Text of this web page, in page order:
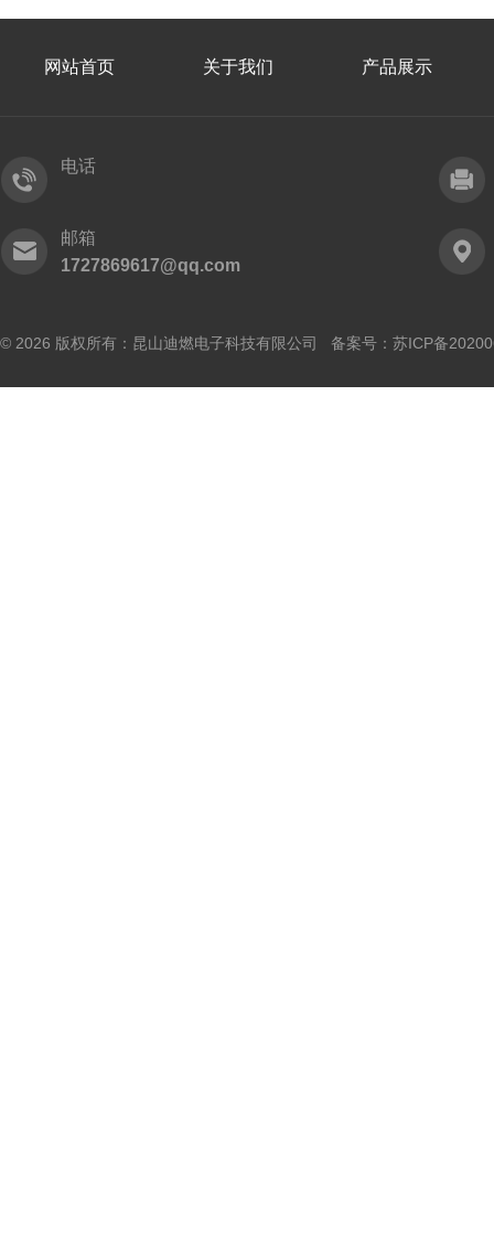
网站首页 关于我们 产品展示
电话
邮箱
1727869617@qq.com
© 2026 版权所有：昆山迪燃电子科技有限公司 备案号： 苏ICP备